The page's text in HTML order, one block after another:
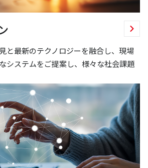
と最新のテクノロジーを融合し、現場
システムをご提案し、様々な社会課題